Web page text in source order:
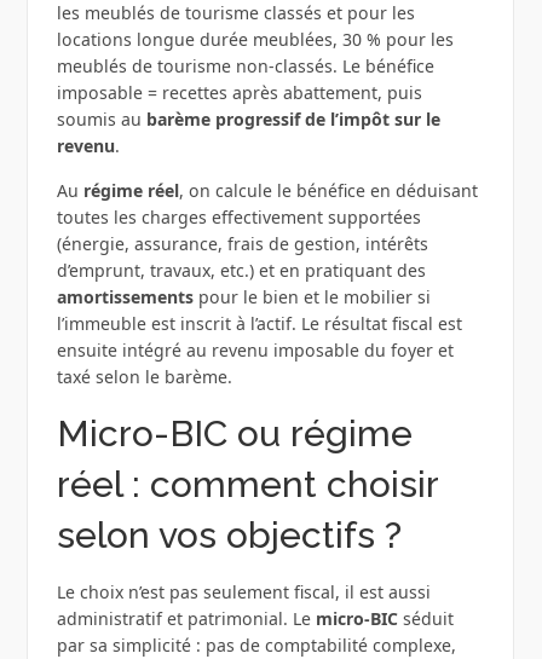
les meublés de tourisme classés et pour les
locations longue durée meublées, 30 % pour les
meublés de tourisme non-classés. Le bénéfice
imposable = recettes après abattement, puis
soumis au barème progressif de l’impôt sur le
revenu.
Au régime réel, on calcule le bénéfice en déduisant
toutes les charges effectivement supportées
(énergie, assurance, frais de gestion, intérêts
d’emprunt, travaux, etc.) et en pratiquant des
amortissementspour le bien et le mobilier si
l’immeuble est inscrit à l’actif. Le résultat fiscal est
ensuite intégré au revenu imposable du foyer et
taxé selon le barème.
Micro-BIC ou régime
réel : comment choisir
selon vos objectifs ?
Le choix n’est pas seulement fiscal, il est aussi
administratif et patrimonial. Le micro-BICséduit
par sa simplicité : pas de comptabilité complexe,